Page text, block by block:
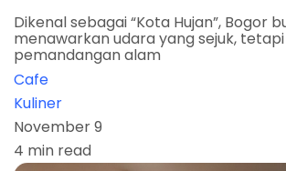
Dikenal sebagai “Kota Hujan”, Bogor
menawarkan udara yang sejuk,
pemandangan alam
Cafe
Kuliner
November 9
4 min read